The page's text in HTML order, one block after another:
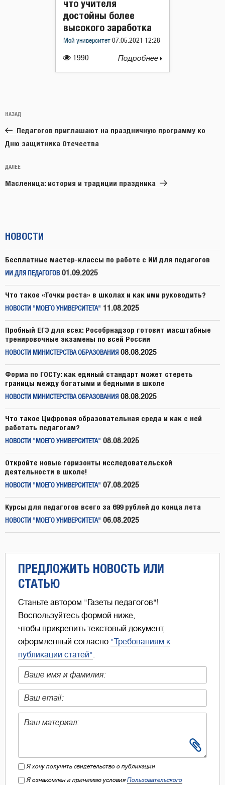
1990
что учителя
достойны более
высокого заработка
Мой университет 07.05.2021 12:28
Подробнее
по
записям
Предыдущая
запись:
НАЗАД
Педагогов приглашают на праздничную программу ко
Дню защитника Отечества
Следующая
запись
ДАЛЕЕ
Масленица: история и традиции праздника
НОВОСТИ
Бесплатные мастер-классы по работе с ИИ для педагогов
ИИ ДЛЯ ПЕДАГОГОВ 01.09.2025
Что такое «Точки роста» в школах и как ими руководить?
НОВОСТИ "МОЕГО УНИВЕРСИТЕТА" 11.08.2025
Пробный ЕГЭ для всех: Рособрнадзор готовит масштабные
тренировочные экзамены по всей России
НОВОСТИ МИНИСТЕРСТВА ОБРАЗОВАНИЯ 08.08.2025
Форма по ГОСТу: как единый стандарт может стереть
границы между богатыми и бедными в школе
НОВОСТИ МИНИСТЕРСТВА ОБРАЗОВАНИЯ 08.08.2025
Что такое Цифровая образовательная среда и как с ней
работать педагогам?
НОВОСТИ "МОЕГО УНИВЕРСИТЕТА" 08.08.2025
Откройте новые горизонты исследовательской
деятельности в школе!
НОВОСТИ "МОЕГО УНИВЕРСИТЕТА" 07.08.2025
Курсы для педагогов всего за 699 рублей до конца лета
НОВОСТИ "МОЕГО УНИВЕРСИТЕТА" 06.08.2025
ПРЕДЛОЖИТЬ НОВОСТЬ ИЛИ
СТАТЬЮ
Станьте автором "Газеты педагогов"!
Воспользуйтесь формой ниже,
чтобы прикрепить текстовый документ,
оформленный согласно "Требованиям к
публикации статей"
Я хочу получить свидетельство о публикации
Я ознакомлен и принимаю условия Пользовательского